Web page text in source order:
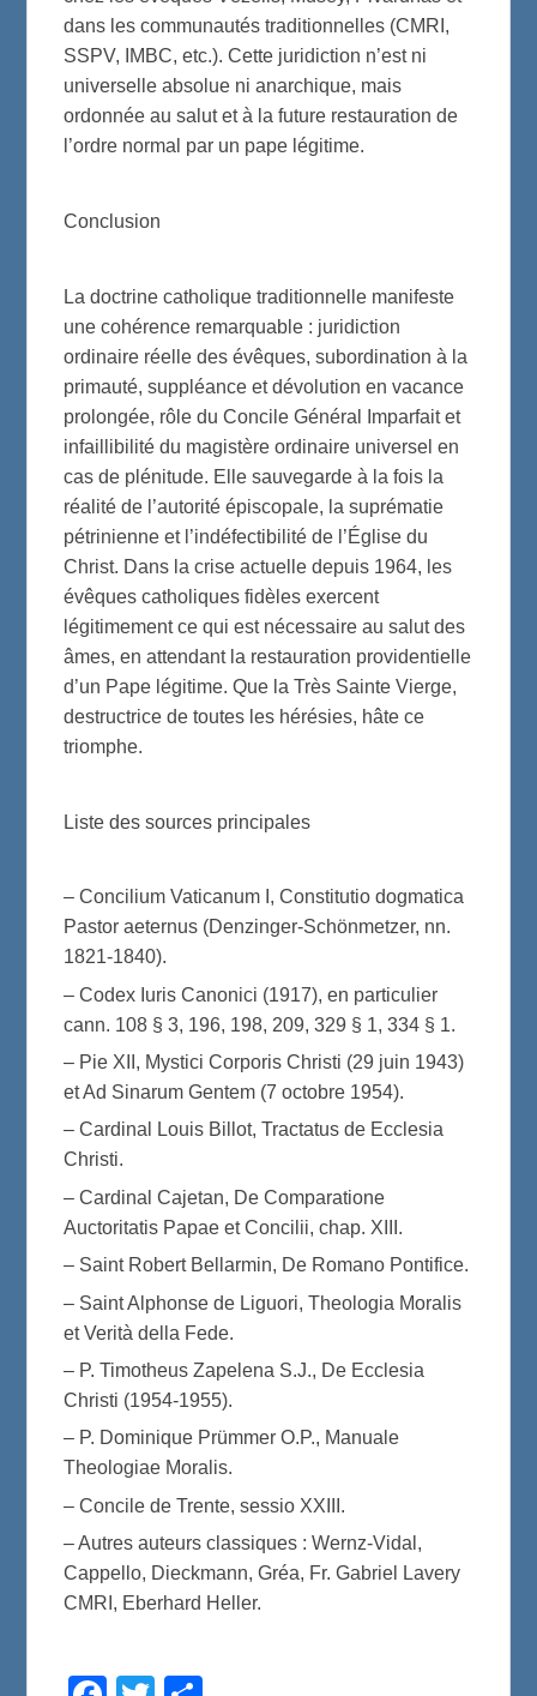
dans les communautés traditionnelles (CMRI,
SSPV, IMBC, etc.). Cette juridiction n’est ni
universelle absolue ni anarchique, mais
ordonnée au salut et à la future restauration de
l’ordre normal par un pape légitime.
Conclusion
La doctrine catholique traditionnelle manifeste
une cohérence remarquable : juridiction
ordinaire réelle des évêques, subordination à la
primauté, suppléance et dévolution en vacance
prolongée, rôle du Concile Général Imparfait et
infaillibilité du magistère ordinaire universel en
cas de plénitude. Elle sauvegarde à la fois la
réalité de l’autorité épiscopale, la suprématie
pétrinienne et l’indéfectibilité de l’Église du
Christ. Dans la crise actuelle depuis 1964, les
évêques catholiques fidèles exercent
légitimement ce qui est nécessaire au salut des
âmes, en attendant la restauration providentielle
d’un Pape légitime. Que la Très Sainte Vierge,
destructrice de toutes les hérésies, hâte ce
triomphe.
Liste des sources principales
– Concilium Vaticanum I, Constitutio dogmatica
Pastor aeternus (Denzinger-Schönmetzer, nn.
1821-1840).
– Codex Iuris Canonici (1917), en particulier
cann. 108 § 3, 196, 198, 209, 329 § 1, 334 § 1.
– Pie XII, Mystici Corporis Christi (29 juin 1943)
et Ad Sinarum Gentem (7 octobre 1954).
– Cardinal Louis Billot, Tractatus de Ecclesia
Christi.
– Cardinal Cajetan, De Comparatione
Auctoritatis Papae et Concilii, chap. XIII.
– Saint Robert Bellarmin, De Romano Pontifice.
– Saint Alphonse de Liguori, Theologia Moralis
et Verità della Fede.
– P. Timotheus Zapelena S.J., De Ecclesia
Christi (1954-1955).
– P. Dominique Prümmer O.P., Manuale
Theologiae Moralis.
– Concile de Trente, sessio XXIII.
– Autres auteurs classiques : Wernz-Vidal,
Cappello, Dieckmann, Gréa, Fr. Gabriel Lavery
CMRI, Eberhard Heller.
F
T